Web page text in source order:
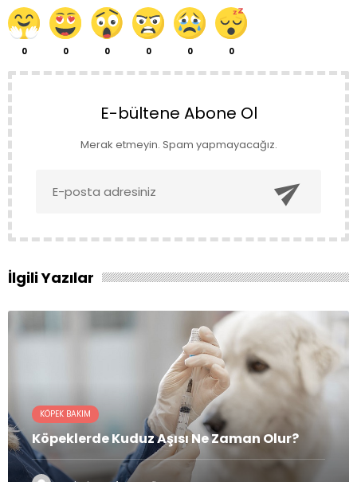
0 0 0 0 0 0
E-bültene Abone Ol
Merak etmeyin. Spam yapmayacağız.

İlgili Yazılar
KÖPEK BAKIM
Köpeklerde Kuduz Aşısı Ne Zaman Olur?